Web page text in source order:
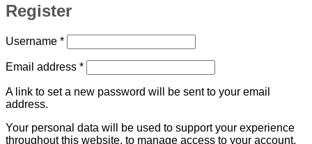
Register
Username *Required
Email address *Required
A link to set a new password will be sent to your email
address.
Your personal data will be used to support your experience
throughout this website, to manage access to your account,